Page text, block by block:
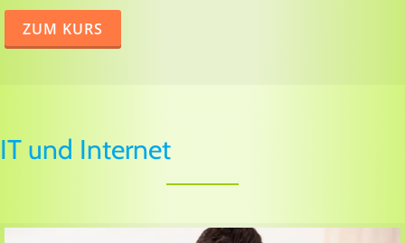
ZUM KURS
IT und Internet